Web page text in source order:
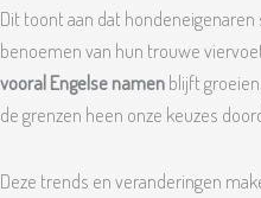
Dit toont aan dat
benoemen van hun trouwe
vooral Engelse namenblijft
de grenzen heen onze keuzes
Deze trends en veranderingen